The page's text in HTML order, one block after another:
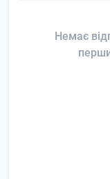
Немає